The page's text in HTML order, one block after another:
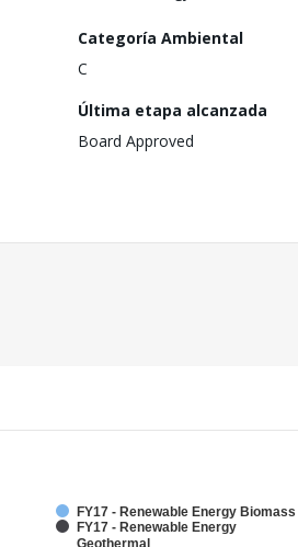
Categoría Ambiental
C
Última etapa alcanzada
Board Approved
FY17 - Renewable Energy Biomass
FY17 - Renewable Energy